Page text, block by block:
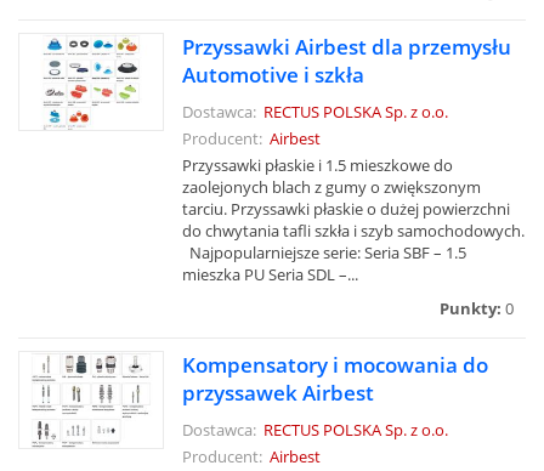
Przyssawki Airbest dla przemysłu
Automotive i szkła
Dostawca: RECTUS POLSKA Sp. z o.o.
Producent: Airbest
Przyssawki płaskie i 1.5 mieszkowe do
zaolejonych blach z gumy o zwiększonym
tarciu. Przyssawki płaskie o dużej powierzchni
do chwytania tafli szkła i szyb samochodowych.
Najpopularniejsze serie: Seria SBF – 1.5
mieszka PU Seria SDL –...
Punkty: 0
Kompensatory i mocowania do
przyssawek Airbest
Dostawca: RECTUS POLSKA Sp. z o.o.
Producent: Airbest